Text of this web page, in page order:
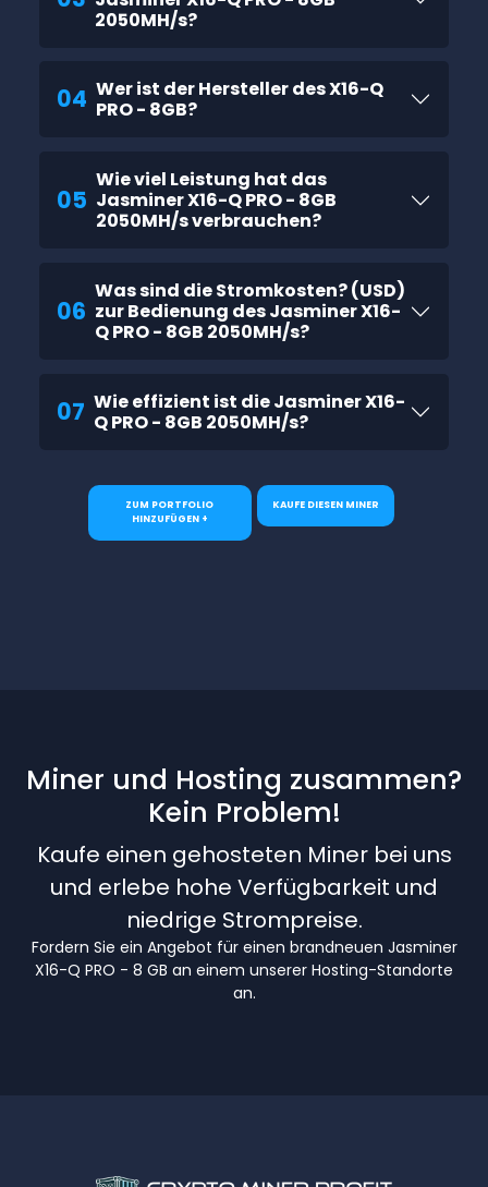
2050MH/s?
04 Wer ist der Hersteller des X16-Q
PRO - 8GB?
05
Wie viel Leistung hat das
Jasminer X16-Q PRO - 8GB
2050MH/s verbrauchen?
06
Was sind die Stromkosten? (USD)
zur Bedienung des Jasminer X16-
Q PRO - 8GB 2050MH/s?
07 Wie effizient ist die Jasminer X16-
Q PRO - 8GB 2050MH/s?
ZUM PORTFOLIO
HINZUFÜGEN +
KAUFE DIESEN MINER
Miner und Hosting zusammen?
Kein Problem!
Kaufe einen gehosteten Miner bei uns
und erlebe hohe Verfügbarkeit und
niedrige Strompreise.
Fordern Sie ein Angebot für einen brandneuen Jasminer
X16-Q PRO - 8 GB an einem unserer Hosting-Standorte
an.